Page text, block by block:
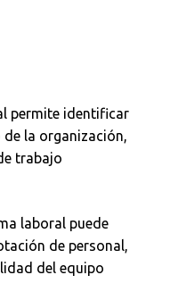
permite identificar
la organización,
trabajo
laboral puede
de personal,
del equipo